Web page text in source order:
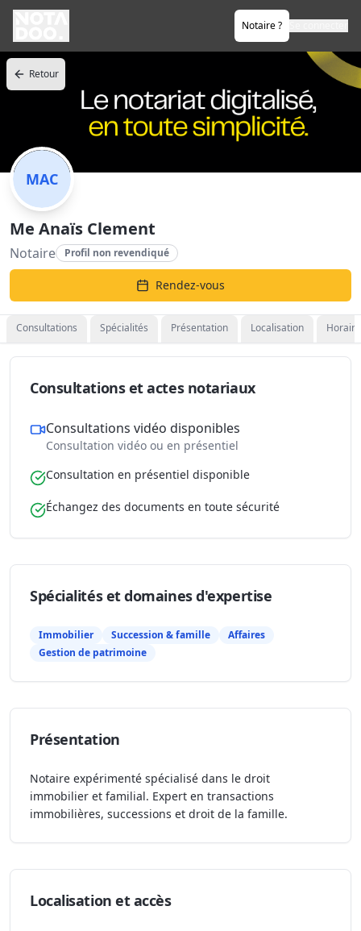
Notaire ?
Retour
MAC
Me Anaïs Clement
Notaire Profil non revendiqué
Rendez-vous
Consultations Spécialités Présentation Localisation
Consultations et actes notariaux
Consultations vidéo disponibles
Consultation vidéo ou en présentiel
Consultation en présentiel disponible
Échangez des documents en toute sécurité
Spécialités et domaines d'expertise
Immobilier Succession & famille
Affaires
Gestion de patrimoine
Présentation
Notaire expérimenté spécialisé dans le droit
immobilier et familial. Expert en transactions
immobilières, successions et droit de la famille.
Localisation et accès